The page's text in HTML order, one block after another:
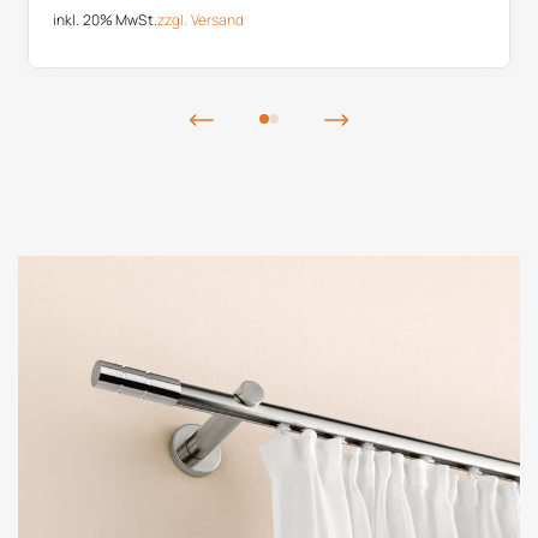
inkl. 20% MwSt.zzgl. Versand